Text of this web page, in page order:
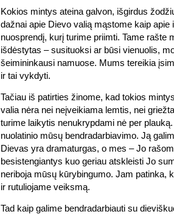
Kokios mintys ateina galvon, išgirdus
dažnai apie Dievo valią mąstome kaip
nuosprendį, kurį turime priimti. Tame rašte
išdėstytas – susituoksi ar būsi vienuolis,
šeimininkausi namuose. Mums tereikia
ir tai vykdyti.
Tačiau iš patirties žinome, kad tokios
valia nėra nei neįveikiama lemtis, nei
turime laikytis nenukrypdami nė per
nuolatinio mūsų bendradarbiavimo. Ją
Dievas yra dramaturgas, o mes – Jo
besistengiantys kuo geriau atskleisti Jo
neriboja mūsų kūrybingumo. Jam patinka,
ir rutuliojame veiksmą.
Tad kaip galime bendradarbiauti su